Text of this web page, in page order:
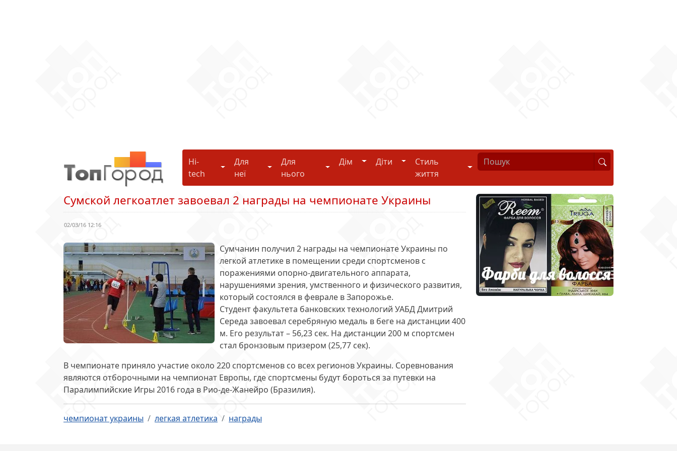
Hi-
tech
Hi-tech
Для
неї
Для неї
Для
нього
Для нього
Дім Дім Діти ДітиСтиль
життя
Стиль життя
Сумской легкоатлет завоевал 2 награды на чемпионате Украины
02/03/16 12:16
Сумчанин получил 2 награды на чемпионате Украины по
легкой атлетике в помещении среди спортсменов с
поражениями опорно-двигательного аппарата,
нарушениями зрения, умственного и физического развития,
который состоялся в феврале в Запорожье.
Студент факультета банковских технологий УАБДДмитрий
Середа завоевал серебряную медаль в беге на дистанции 400
м. Его результат – 56,23 сек. На дистанции 200 м спортсмен
стал бронзовым призером (25,77 сек).
В чемпионате приняло участие около 220 спортсменов со всех регионов Украины. Соревнования
являются отборочными на чемпионат Европы, где спортсмены будут бороться за путевки на
Паралимпийские Игры 2016 года в Рио-де-Жанейро (Бразилия).
чемпионат украины легкая атлетика награды